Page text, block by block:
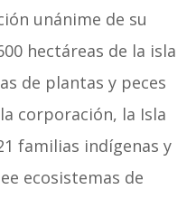
unánime de su
hectáreas de la isla
de plantas y peces
corporación, la Isla
familias indígenas y
ecosistemas de